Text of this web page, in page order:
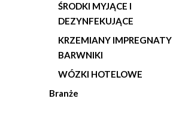
ŚRODKI MYJĄCE I
DEZYNFEKUJĄCE
KRZEMIANY IMPREGNATY
BARWNIKI
WÓZKI HOTELOWE
Branże